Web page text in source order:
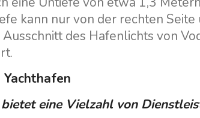
kann nur von der rechten
des Hafenlichts von
Yachthafen
eine Vielzahl von